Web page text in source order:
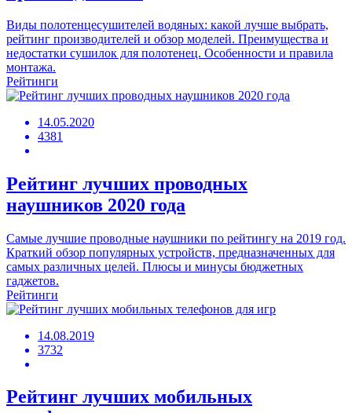
Виды полотенцесушителей водяных: какой лучше выбрать,
рейтинг производителей и обзор моделей. Преимущества и
недостатки сушилок для полотенец. Особенности и правила
монтажа.
Рейтинги
14.05.2020
4381
Рейтинг лучших проводных
наушников 2020 года
Самые лучшие проводные наушники по рейтингу на 2019 год.
Краткий обзор популярных устройств, предназначенных для
самых различных целей. Плюсы и минусы бюджетных
гаджетов.
Рейтинги
14.08.2019
3732
Рейтинг лучших мобильных